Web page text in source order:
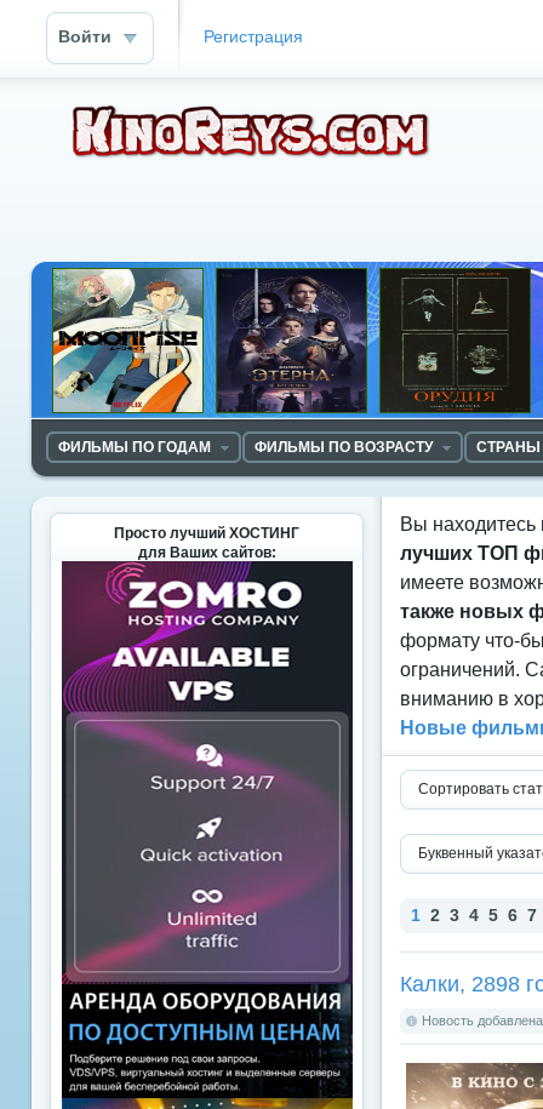
Войти Регистрация
ФИЛЬМЫ ПО ГОДАМ ФИЛЬМЫ ПО ВОЗРАСТУ
Вы находитесь
лучших ТОП
имеете
также новых
формату что-
ограничений.
вниманию в
Новые
Сортировать
Буквенный
1 2 3 4 5 6 7
Калки, 2898
Новость
Просто лучший ХОСТИНГ
для Ваших сайтов: